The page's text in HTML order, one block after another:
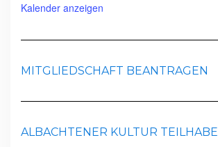
Kalender anzeigen
MITGLIEDSCHAFT BEANTRAGEN
ALBACHTENER KULTUR TEILHABE